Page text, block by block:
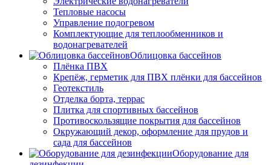
Тепловые насосы
Управление подогревом
Комплектующие для теплообменников и
водонагревателей
Облицовка бассейнов
Плёнка ПВХ
Крепёж, герметик для ПВХ плёнки для бассейнов
Геотекстиль
Отделка борта, террас
Плитка для спортивных бассейнов
Противоскользящие покрытия для бассейнов
Окружающий декор, оформление для прудов и
сада для бассейнов
Оборудование для